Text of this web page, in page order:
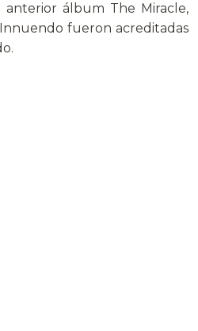
álbum The Miracle,
fueron acreditadas